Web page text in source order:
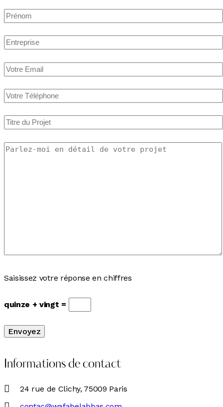
Saisissez votre réponse en chiffres
quinze + vingt =
Informations de contact
24 rue de Clichy, 75009 Paris